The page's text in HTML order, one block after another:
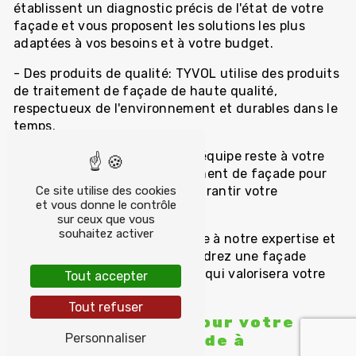
établissent un diagnostic précis de l'état de votre
façade et vous proposent les solutions les plus
adaptées à vos besoins et à votre budget.
- Des produits de qualité: TYVOL utilise des produits
de traitement de façade de haute qualité,
respectueux de l'environnement et durables dans le
temps.
- Un suivi personnalisé: notre équipe reste à votre
écoute tout au long du traitement de façade pour
répondre à vos questions et garantir votre
satisfaction.
- Un résultat impeccable: grâce à notre expertise et
notre savoir-faire, vous obtiendrez une façade
rénovée, protégée et embellie, qui valorisera votre
bâtiment.
Contactez TYVOL pour votre
traitement de façade à
Ce site utilise des cookies
et vous donne le contrôle
sur ceux que vous
souhaitez activer
Tout accepter
Tout refuser
Personnaliser